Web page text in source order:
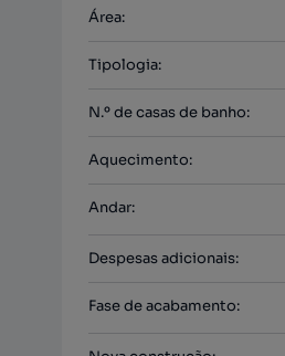
Área:
Tipologia:
N.º de casas de banho:
Aquecimento:
Andar:
Despesas adicionais:
Fase de acabamento: